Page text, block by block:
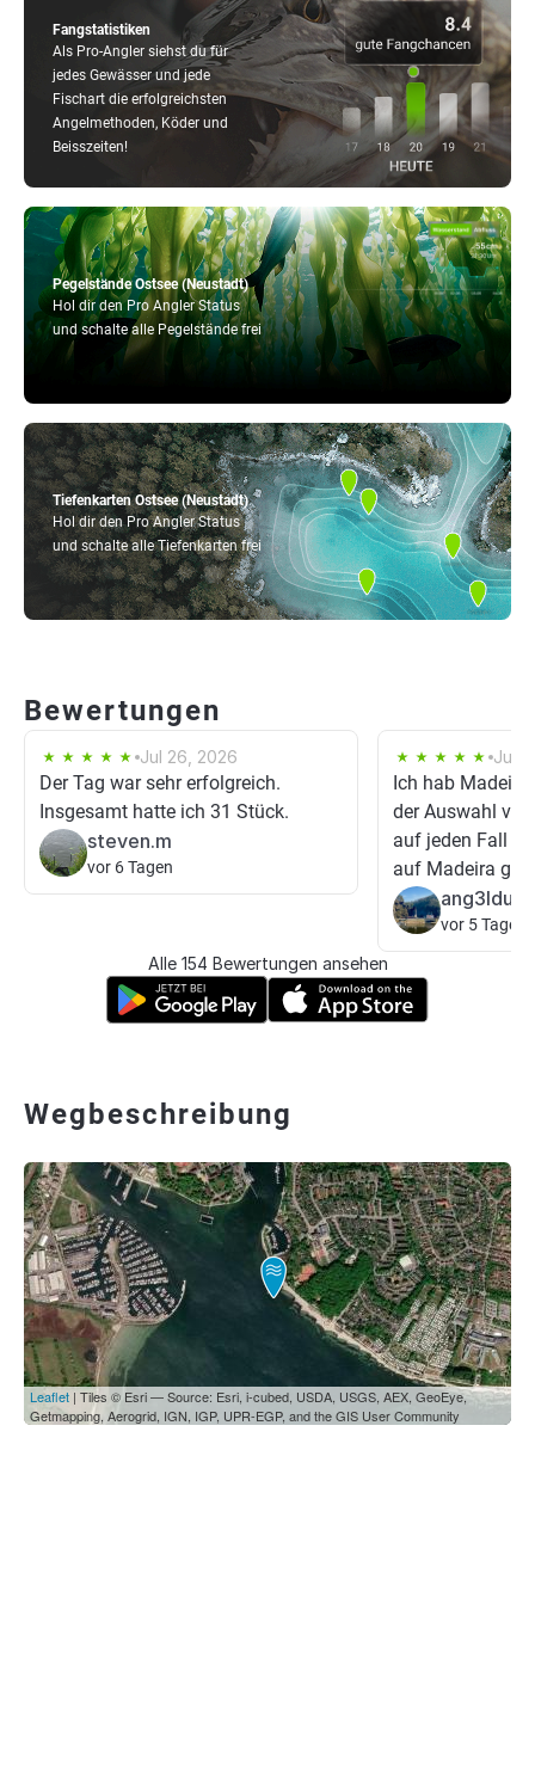
Tiefenkarten Ostsee (Neustadt)
Hol dir den Pro Angler Status
und schalte alle Tiefenkarten frei
Pegelstände Ostsee (Neustadt)
Hol dir den Pro Angler Status
und schalte alle Pegelstände frei
Fangstatistiken
Als Pro-Angler siehst du für
jedes Gewässer und jede
Fischart die erfolgreichsten
Angelmethoden, Köder und
Beisszeiten!
Bewertungen
Jul 26, 2026
Der Tag war sehr erfolgreich.
Insgesamt hatte ich 31 Stück.
steven.m
vor 6 Tagen
Jul
Ich hab
der Auswahl
auf jeden Fall
auf Madeira
vor 5 Tagen
Alle 154 Bewertungen ansehen
Wegbeschreibung
Leaflet | Tiles © Esri — Source: Esri, i-cubed, USDA, USGS, AEX, GeoEye,
Getmapping, Aerogrid, IGN, IGP, UPR-EGP, and the GIS User Community